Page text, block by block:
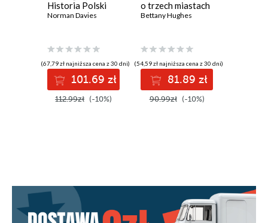
Historia Polski
Norman Davies
(67,79 zł najniższa cena z 30 dni)
101.69 zł
112.99zł (-10%)
o trzech miastach
Bettany Hughes
(54,59 zł najniższa cena z 30 dni)
81.89 zł
90.99zł (-10%)